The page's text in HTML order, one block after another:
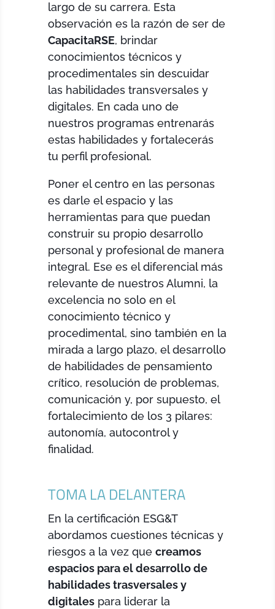
largo de su carrera. Esta
observación es la razón de ser de
CapacitaRSE, brindar
conocimientos técnicos y
procedimentales sin descuidar
las habilidades transversales y
digitales. En cada uno de
nuestros programas entrenarás
estas habilidades y fortalecerás
tu perfil profesional.
Poner el centro en las personas
es darle el espacio y las
herramientas para que puedan
construir su propio desarrollo
personal y profesional de manera
integral. Ese es el diferencial más
relevante de nuestros Alumni, la
excelencia no solo en el
conocimiento técnico y
procedimental, sino también en la
mirada a largo plazo, el desarrollo
de habilidades de pensamiento
crítico, resolución de problemas,
comunicación y, por supuesto, el
fortalecimiento de los 3 pilares:
autonomía, autocontrol y
finalidad.
TOMA LA DELANTERA
En la certificación ESG&T
abordamos cuestiones técnicas y
riesgos a la vez que creamos
espacios para el desarrollo de
habilidades trasversales y
digitales para liderar la